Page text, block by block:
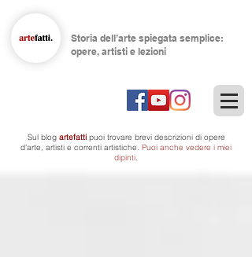
Storia dell’arte spiegata semplice:
opere, artisti e lezioni
Sul blog artefattipuoi trovare brevi descrizioni di opere
d'arte, artisti e correnti artistiche. Puoi anche vedere i miei
dipinti.